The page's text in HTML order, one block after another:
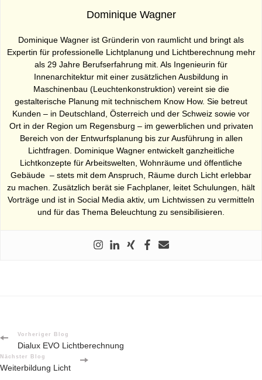
Dominique Wagner
Dominique Wagner ist Gründerin von raumlicht und bringt als
Expertin für professionelle Lichtplanung und Lichtberechnung mehr
als 29 Jahre Berufserfahrung mit. Als Ingenieurin für
Innenarchitektur mit einer zusätzlichen Ausbildung in
Maschinenbau (Leuchtenkonstruktion) vereint sie die
gestalterische Planung mit technischem Know How. Sie betreut
Kunden – in Deutschland, Österreich und der Schweiz sowie vor
Ort in der Region um Regensburg – im gewerblichen und privaten
Bereich von der Entwurfsplanung bis zur Ausführung in allen
Lichtfragen. Dominique Wagner entwickelt ganzheitliche
Lichtkonzepte für Arbeitswelten, Wohnräume und öffentliche
Gebäude – stets mit dem Anspruch, Räume durch Licht erlebbar
zu machen. Zusätzlich berät sie Fachplaner, leitet Schulungen, hält
Vorträge und ist in Social Media aktiv, um Lichtwissen zu vermitteln
und für das Thema Beleuchtung zu sensibilisieren.
Post
Navigation
Vorheriger Blog
Dialux EVO Lichtberechnung
Nächster Blog
Weiterbildung Licht